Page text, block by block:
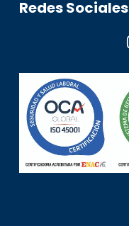
Redes Sociales